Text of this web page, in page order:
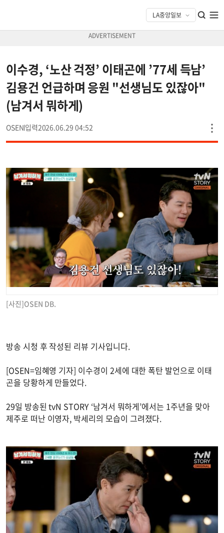
이수경, ‘노산 걱정’ 이태곤에 ’77세 득남’
김용건 언급하며 응원 "선생님도 있잖아"
(남겨서 뭐하게)
OSEN 2026.06.29 04:52
[사진]OSEN DB.
방송 시청 후 작성된 리뷰 기사입니다.
[OSEN=임혜영 기자] 이수경이 2세에 대한 폭탄 발언으로 이태
곤을 당황하게 만들었다.
29일 방송된 tvN STORY ‘남겨서 뭐하게’에서는 1주년을 맞아
제주로 떠난 이영자, 박세리의 모습이 그려졌다.